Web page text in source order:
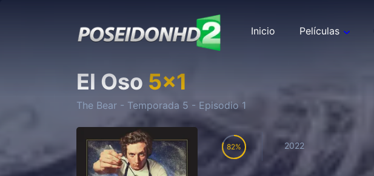
Inicio Películas
El Oso 5x1
The Bear - Temporada 5 - Episodio 1
82 2022